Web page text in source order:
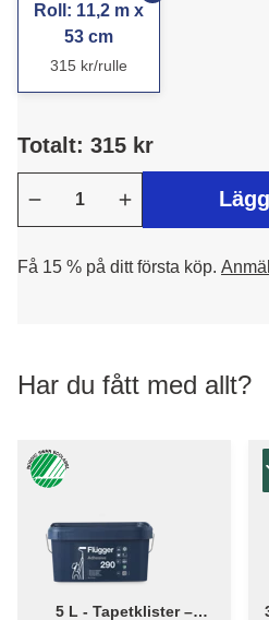
Roll: 11,2 m x
53 cm
315 kr/rulle
Totalt: 315 kr
Få 15 % på ditt första köp.
Har du fått med allt?
5 L - Tapetklister –